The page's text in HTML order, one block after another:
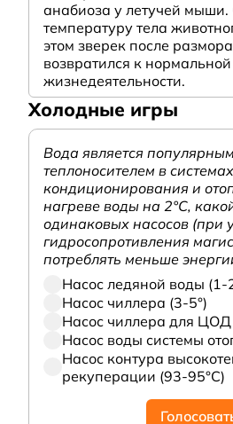
анабиоза у летучей мыши.
температуру тела
этом зверек после
возвратился к нормальной
жизнедеятельности.
Холодные игры
Вода является
теплоносителем в системах
кондиционирования и
нагреве воды на 2°С,
одинаковых насосов (при
гидросопротивления
потреблять меньше
Насос ледяной воды (1-
Насос чиллера (3-5°)
Насос чиллера для ЦОД
Насос воды системы
Насос контура
рекуперации (93-95°С)